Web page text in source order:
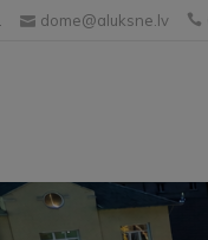
dome@aluksne.lv